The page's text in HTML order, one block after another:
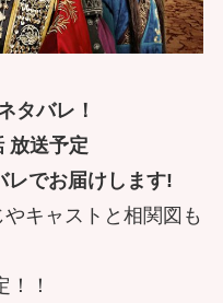
タバレ！
放送予定
レでお届けします!
キャストと相関図も
！